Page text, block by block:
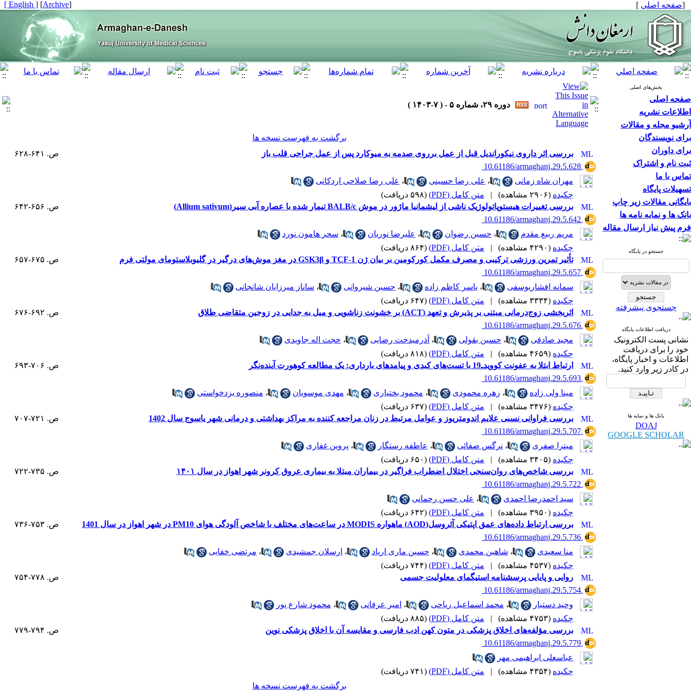
[صفحه اصلی ]
[
Archive
]
[ English ]
بخش‌های اصلی
صفحه اصلی
اطلاعات نشریه
آرشیو مجله و مقالات
برای نویسندگان
برای داوران
ثبت نام و اشتراک
تماس با ما
تسهیلات پایگاه
بایگانی مقالات زیر چاپ
بانک ها و نمایه نامه ها
فرم پیش نیاز ارسال مقاله
جستجو در پایگاه
جستجوی پیشرفته
دریافت اطلاعات پایگاه
نشانی پست الکترونیک
خود را برای دریافت
اطلاعات و اخبار پایگاه،
در کادر زیر وارد کنید.
بانک ها و نمایه ها
DOAJ
GOOGLE SCHOLAR
دوره ۲۹، شماره ۵ - ( ۷-۱۴۰۳ )
برگشت به فهرست نسخه ها
بررسی اثر داروی نیکوراندیل قبل از عمل برروی صدمه به میوکارد پس از عمل جراحی قلب باز
ص. ۶۴۱-۶۲۸
‎ 10.61186/armaghanj.29.5.628
مهران شاه زمانی
، علی رضا حسینی ، علی رضا صلاحی اردکانی
چکیده (۲۹۰۶ مشاهده) | متن کامل (PDF)
(۵۹۸ دریافت)
بررسی تغییرات هیستوپاتولوژیک ناشی از لیشمانیا ماژور در موش BALB/c تیمار شده با عصاره آبی سیر(Allium sativum)
ص. ۶۵۶-۶۴۲
‎ 10.61186/armaghanj.29.5.642
مریم ربیع مقدم
، حسین رضوان ، علیرضا نوریان ، سحر هامون نورد
چکیده (۴۲۹۰ مشاهده) | متن کامل (PDF)
(۸۶۴ دریافت)
تأثیر تمرین ورزشی ترکیبی و مصرف مکمل کورکومین بر بیان ژن TCF-1 و GSK3β در مغز موش‌های درگیر در گلیوبلاستومای مولتی فرم
ص. ۶۷۵-۶۵۷
‎ 10.61186/armaghanj.29.5.657
سمانه افشاریوسفی
، یاسر کاظم زاده ، حسین شیروانی ، ساناز میرزایان شانجانی
چکیده (۳۳۳۴ مشاهده) | متن کامل (PDF)
(۶۴۷ دریافت)
اثربخشی زوج‌درمانی مبتنی بر پذیرش و تعهد (ACT) بر خشونت زناشویی و میل به جدایی در زوجین متقاضی طلاق
ص. ۶۹۲-۶۷۶
‎ 10.61186/armaghanj.29.5.676
مجید صادقی
، حسین بقولی ، آذرمیدخت رضایی ، حجت اله جاویدی
چکیده (۴۶۵۹ مشاهده) | متن کامل (PDF)
(۸۱۸ دریافت)
ارتباط ابتلا به عفونت کوویدـ19 با تست‌های کبدی و پیامدهای بارداری: یک مطالعه کوهورت آینده‌نگر
ص. ۷۰۶-۶۹۳
‎ 10.61186/armaghanj.29.5.693
مینا ولی زاده
، زهره محمودی ، محمود بختیاری ، مهدی موسویان ، منصوره یزدخواستی
چکیده (۳۴۷۶ مشاهده) | متن کامل (PDF)
(۶۳۷ دریافت)
بررسی فراوانی نسبی علایم اندومتریوز و عوامل مرتبط در زنان مراجعه کننده به مراکز بهداشتی و درمانی شهر یاسوج سال 1402
ص. ۷۲۱-۷۰۷
‎ 10.61186/armaghanj.29.5.707
میترا صفری
، نرگس صفائی ، عاطفه رستگار ، پروین غفاری
چکیده (۳۴۰۵ مشاهده) | متن کامل (PDF)
(۶۵۰ دریافت)
بررسی شاخص‌های روان‌سنجی اختلال اضطراب فراگیر در بیماران مبتلا به بیماری عروق کرونر شهر اهواز در سال ۱۴۰۱
ص. ۷۳۵-۷۲۲
‎ 10.61186/armaghanj.29.5.722
سید احمدرضا احمدی
، علی حسن رحمانی
چکیده (۳۹۵۰ مشاهده) | متن کامل (PDF)
(۶۴۲ دریافت)
بررسی ارتباط داده‌‌های ‌عمق اپتیکی آئروسل(AOD) ماهواره MODIS در ساعت‌های مختلف با شاخص آلودگی هوای PM10 در شهر اهواز در سال 1401
ص. ۷۵۳-۷۳۶
‎ 10.61186/armaghanj.29.5.736
منا سعیدی
، شاهین محمدی ، حسین ماری اریاد ، ارسلان جمشیدی ، مرتضی خفایی
چکیده (۴۵۳۷ مشاهده) | متن کامل (PDF)
(۷۴۴ دریافت)
روایی و پایایی پرسشنامه استیگمای معلولیت جسمی
ص. ۷۷۸-۷۵۴
‎ 10.61186/armaghanj.29.5.754
وحید دستیار
، محمد اسماعیل ریاحی ، امیر عرفانی ، محمود شارع پور
چکیده (۴۷۵۳ مشاهده) | متن کامل (PDF)
(۸۸۵ دریافت)
بررسی مؤلفه‌های اخلاق پزشکی در متون کهن ادب فارسی و مقایسه آن با اخلاق پزشکی نوین
ص. ۷۹۴-۷۷۹
‎ 10.61186/armaghanj.29.5.779
عباسعلی ابراهیمی مهر
چکیده (۴۳۵۴ مشاهده) | متن کامل (PDF)
(۷۴۱ دریافت)
برگشت به فهرست نسخه ها